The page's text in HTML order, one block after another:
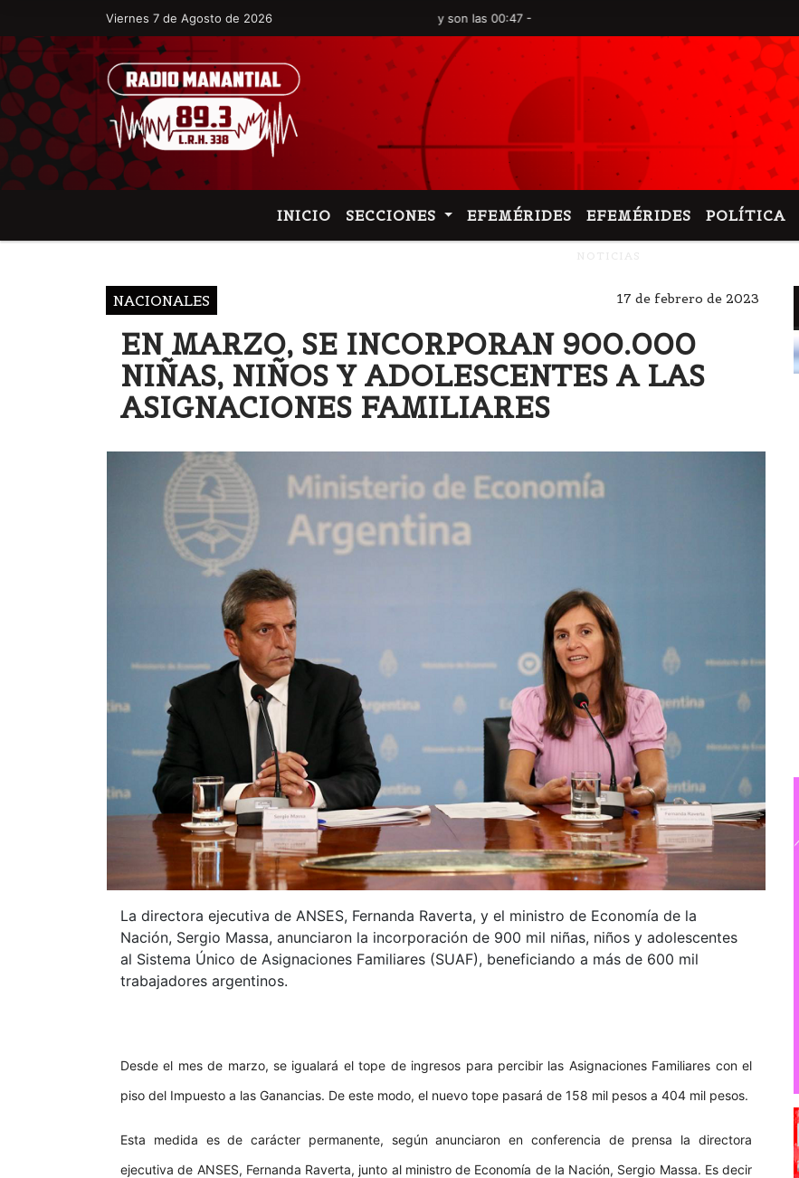
Viernes 7 de Agosto de 2026
Hoy es Viernes 7 de Agosto de 2026 y son las 00:47 -
INICIO SECCIONES EFEMÉRIDES EFEMÉRIDES POLÍTICA
NACIONALES 17 de febrero de 2023
EN MARZO, SE INCORPORAN 900.000
NIÑAS, NIÑOS Y ADOLESCENTES A LAS
ASIGNACIONES FAMILIARES
La directora ejecutiva de ANSES, Fernanda Raverta, y el ministro de Economía de la
Nación, Sergio Massa, anunciaron la incorporación de 900 mil niñas, niños y adolescentes
al Sistema Único de Asignaciones Familiares (SUAF), beneficiando a más de 600 mil
trabajadores argentinos.
Desde el mes de marzo, se igualará el tope de ingresos para percibir las Asignaciones Familiares con el
piso del Impuesto a las Ganancias. De este modo, el nuevo tope pasará de 158 mil pesos a 404 mil pesos.
Esta medida es de carácter permanente, según anunciaron en conferencia de prensa la directora
ejecutiva de ANSES, Fernanda Raverta, junto al ministro de Economía de la Nación, Sergio Massa. Es decir